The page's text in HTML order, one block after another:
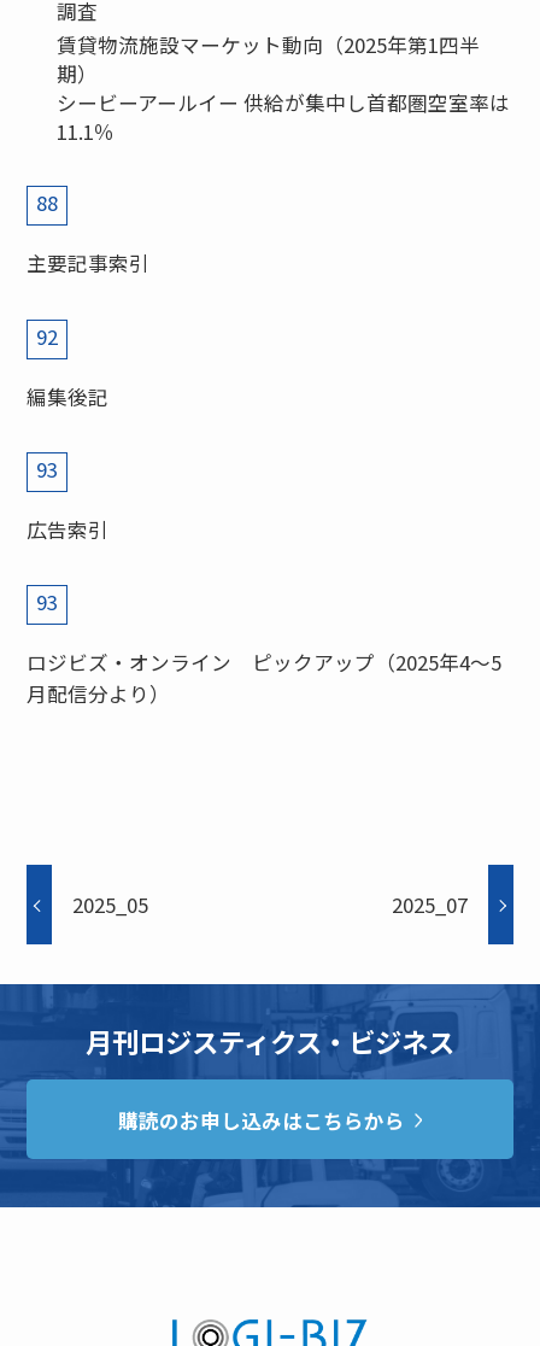
調査
賃貸物流施設マーケット動向（2025年第1四半
期）
シービーアールイー 供給が集中し首都圏空室率は
11.1％
88
主要記事索引
92
編集後記
93
広告索引
93
ロジビズ・オンライン ピックアップ（2025年4〜5
月配信分より）
2025_05 2025_07
月刊ロジスティクス・ビジネス
購読のお申し込みはこちらから